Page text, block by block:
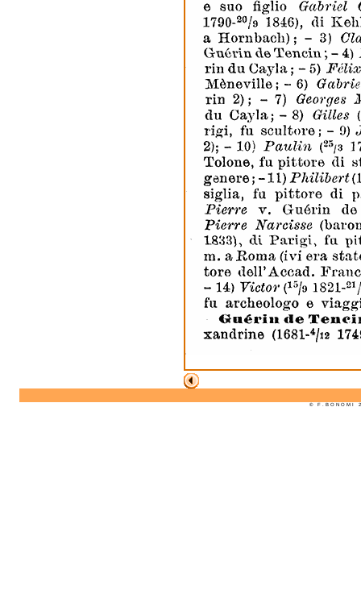
© F . B O N O M I 2